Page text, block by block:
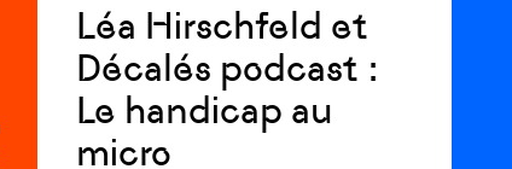
Léa Hirschfeld et
Décalés podcast :
Le handicap au
micro